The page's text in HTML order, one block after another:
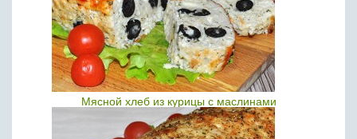
Мясной хлеб из курицы с маслинами